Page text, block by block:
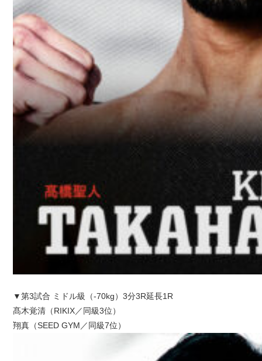
▼第3試合 ミドル級（-70kg）3分3R延長1R
髙木覚清（RIKIX／同級3位）
翔真（SEED GYM／同級7位）